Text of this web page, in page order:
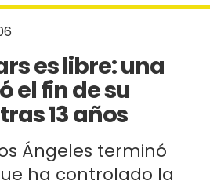
es libre: una
el fin de su
13 años
Ángeles terminó
ha controlado la